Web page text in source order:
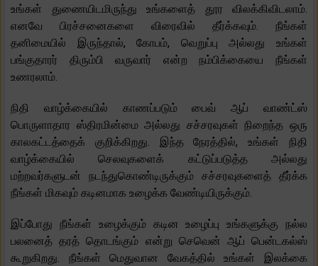
உங்கள் துணையிடமிருந்து உங்களைத் தூர விலக்கிவிடலாம்.
எனவே பிரச்சனைகளை விரைவில் தீர்க்கவும். நீங்கள்
தனிமையில் இருந்தால், கோபம், வெறுப்பு அல்லது உங்கள்
பங்குதாரர் திரும்பி வருவார் என்ற நம்பிக்கையை நீங்கள்
உணரலாம்.
நிதி வாழ்க்கையில் காணப்படும் பைவ் ஆப் வாண்ட்ஸ்
பொருளாதார ஸ்திரமின்மை அல்லது சச்சரவுகள் நிறைந்த ஒரு
காலகட்டத்தைக் குறிக்கிறது. இந்த நேரத்தில், உங்கள் நிதி
வாழ்க்கையில் செலவுகளைக் கட்டுப்படுத்த அல்லது
மற்றவர்களுடன் நடந்துகொண்டிருக்கும் சச்சரவுகளைத் தீர்க்க
நீங்கள் மிகவும் கடினமாக உழைக்க வேண்டியிருக்கும்.
இப்போது நீங்கள் உழைக்கும் கடின உழைப்பு உங்களுக்கு நல்ல
பலனைத் தரத் தொடங்கும் என்று செவென் ஆப் பென்டகல்ஸ்
கூறுகிறது. நீங்கள் மெதுவான வேகத்தில் உங்கள் இலக்கை